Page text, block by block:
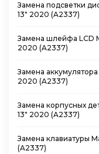
Замена подсветки
13″ 2020 (A2337)
Замена шлейфа LCD
2020 (A2337)
Замена аккумулятора
2020 (A2337)
Замена корпусных
13″ 2020 (A2337)
Замена клавиатуры
(A2337)